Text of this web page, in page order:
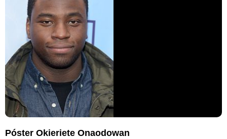
Póster Okieriete Onaodowan